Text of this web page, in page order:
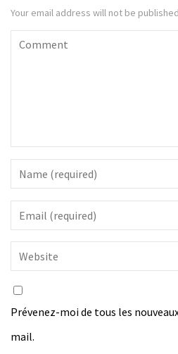
Your email address will not be
Prévenez-moi de tous les
mail.